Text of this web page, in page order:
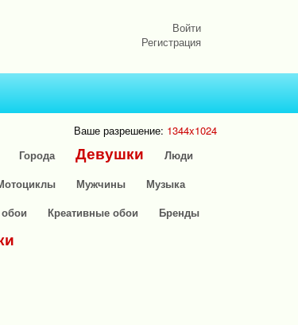
Войти
Регистрация
Ваше разрешение: 1344x1024
Города Девушки
Люди
Мужчины
Музыка
Креативные обои Бренды